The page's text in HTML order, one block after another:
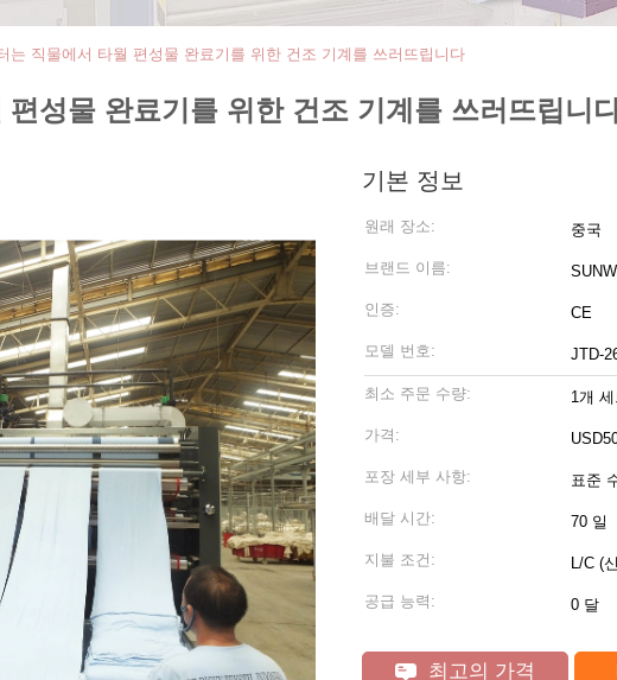
는 직물에서 타월 편성물 완료기를 위한 건조 기계를 쓰러뜨립니다
성물 완료기를 위한 건조 기계를 쓰러뜨립니
기본 정보
원래 장소: 중국
브랜드 이름:
인증: CE
모델 번호: JTD-
최소 주문 수량: 1개 세
가격:
포장 세부 사항: 표준
배달 시간: 70 일
지불 조건: L/C (
공급 능력: 0 달
최고의 가격